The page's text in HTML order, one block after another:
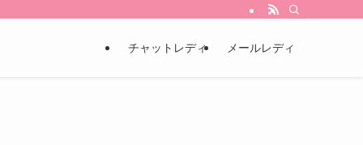
チャットレディ メールレディ